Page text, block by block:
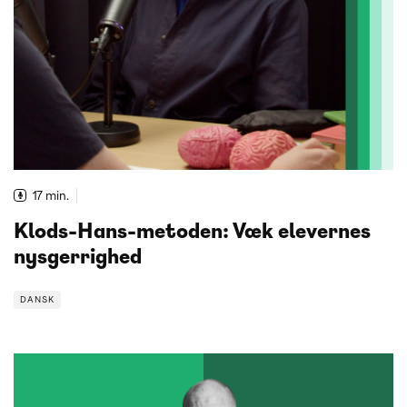
17 min.
Klods-Hans-metoden: Væk elevernes
nysgerrighed
DANSK